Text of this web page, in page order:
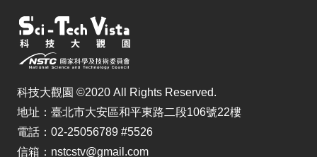
科技大觀園 ©2020 All Rights Reserved.
地址：臺北市大安區和平東路二段106號22樓
電話：02-25056789 #5526
信箱：nstcstv@gmail.com